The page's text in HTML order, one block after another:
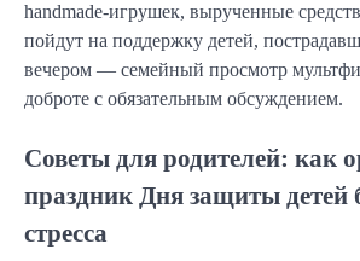
handmade-игрушек, вырученные
пойдут на поддержку детей,
вечером — семейный просмотр
доброте с обязательным обсуждением.
Советы для родителей: как
праздник Дня защиты детей
стресса